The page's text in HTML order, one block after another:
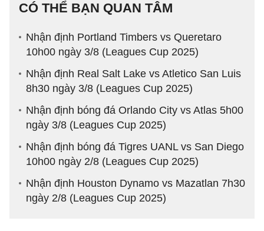
CÓ THỂ BẠN QUAN TÂM
Nhận định Portland Timbers vs Queretaro
10h00 ngày 3/8 (Leagues Cup 2025)
Nhận định Real Salt Lake vs Atletico San Luis
8h30 ngày 3/8 (Leagues Cup 2025)
Nhận định bóng đá Orlando City vs Atlas 5h00
ngày 3/8 (Leagues Cup 2025)
Nhận định bóng đá Tigres UANL vs San Diego
10h00 ngày 2/8 (Leagues Cup 2025)
Nhận định Houston Dynamo vs Mazatlan 7h30
ngày 2/8 (Leagues Cup 2025)